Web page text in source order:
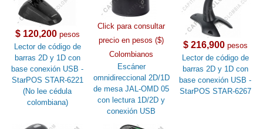
$ 120,200pesos
Lector de código de
barras 2D y 1D con
base conexión USB -
StarPOS STAR-6221
(No lee cédula
colombiana)
Click para consultar
precio en pesos ($)
Colombianos
Escáner
omnidireccional 2D/1D
de mesa JAL-OMD 05
con lectura 1D/2D y
conexión USB
$ 216,900pesos
Lector de código de
barras 2D y 1D con
base conexión USB -
StarPOS STAR-6267